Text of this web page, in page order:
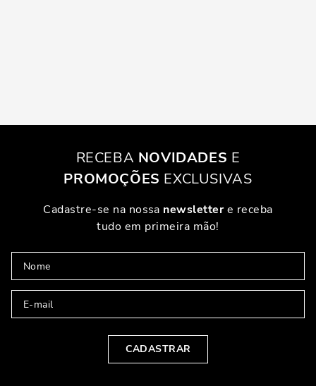
RECEBA NOVIDADES E
PROMOÇÕES EXCLUSIVAS
Cadastre-se na nossa newslettere receba
tudo em primeira mão!
CADASTRAR